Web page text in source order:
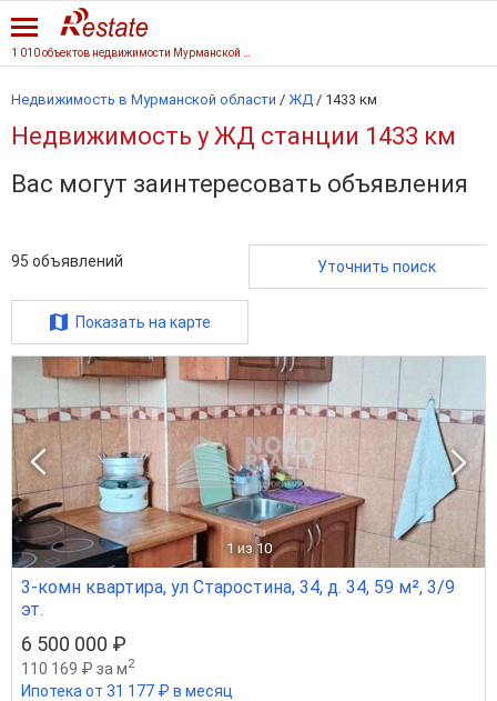
Недвижимость в Мурманской области / ЖД / 1433 км
Недвижимость у ЖД станции 1433 км
Вас могут заинтересовать объявления
95 объявлений Уточнить поиск
Показать на карте
1 из 10
3-комн квартира, ул Старостина, 34, д. 34, 59 м², 3/9
эт.
6 500 000 ₽
110 169 ₽ за м2
Ипотека от 31 177 ₽ в месяц